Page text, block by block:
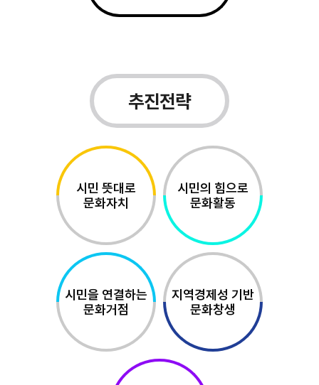
추진전략
시민 뜻대로
문화자치
시민의 힘으로
문화활동
시민을 연결하는
문화거점
지역경제성 기반
문화창생